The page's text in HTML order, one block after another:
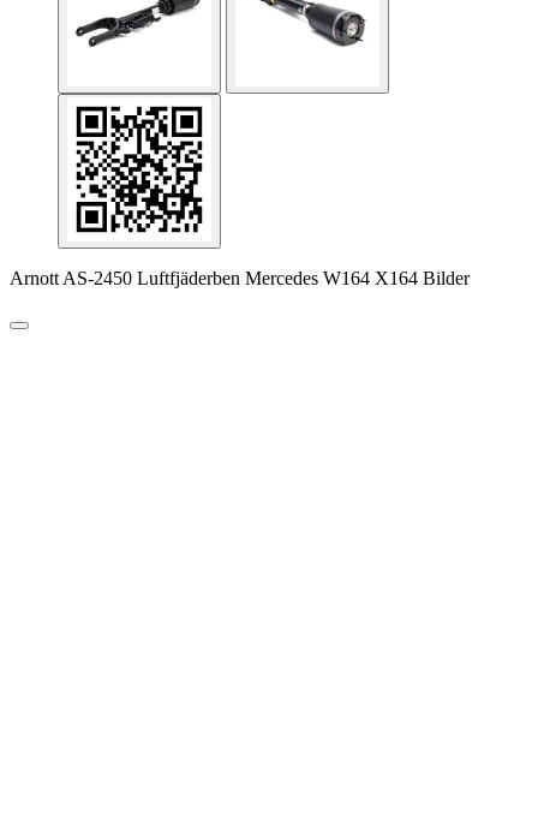
Arnott AS-2450 Luftfjäderben Mercedes W164 X164 Bilder